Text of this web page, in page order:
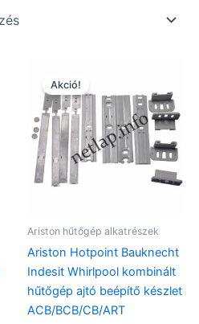
Akció!
Ariston hűtőgép alkatrészek
Ariston Hotpoint Bauknecht
Indesit Whirlpool kombinált
hűtőgép ajtó beépítő készlet
ACB/BCB/CB/ART